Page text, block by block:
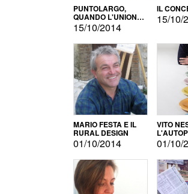
PUNTOLARGO,
QUANDO L'UNIONE
FA LA FORZA E
VINCE
15/10/2014
IL
15/10/
MARIO FESTA E IL
RURAL DESIGN
01/10/2014
VITO
COME
SIMBOLI
01/10/